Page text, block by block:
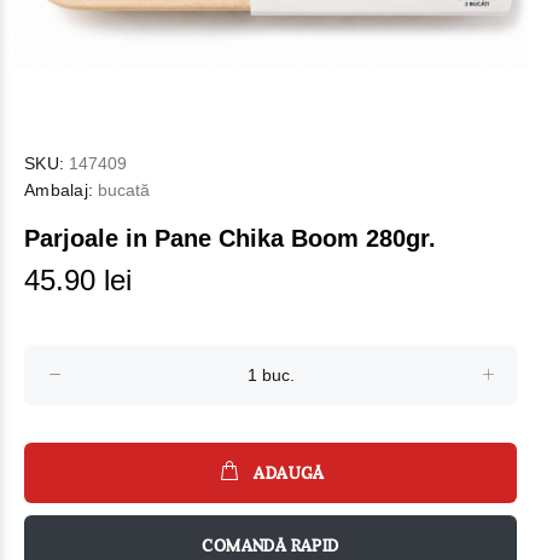
SKU: 147409
Ambalaj: bucată
Parjoale in Pane Chika Boom 280gr.
45.90 lei
ADAUGĂ
COMANDĂ RAPID